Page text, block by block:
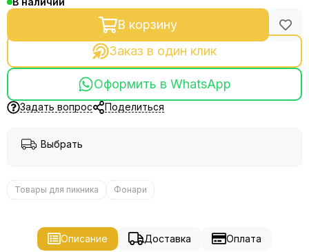
В корзину
Заказ в один клик
Оформить в WhatsApp
Задать вопрос Поделиться
Выбрать
Товары для пикника Фонари
Описание Доставка Оплата